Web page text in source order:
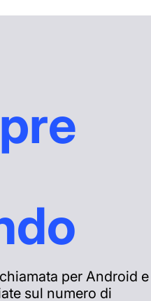
per Android e
sul numero di